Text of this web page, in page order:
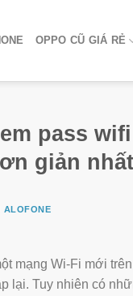
OPPO CŨ GIÁ RẺ
pass
giản
ALOFONE
mạng Wi-Fi mới
lại. Tuy nhiên có